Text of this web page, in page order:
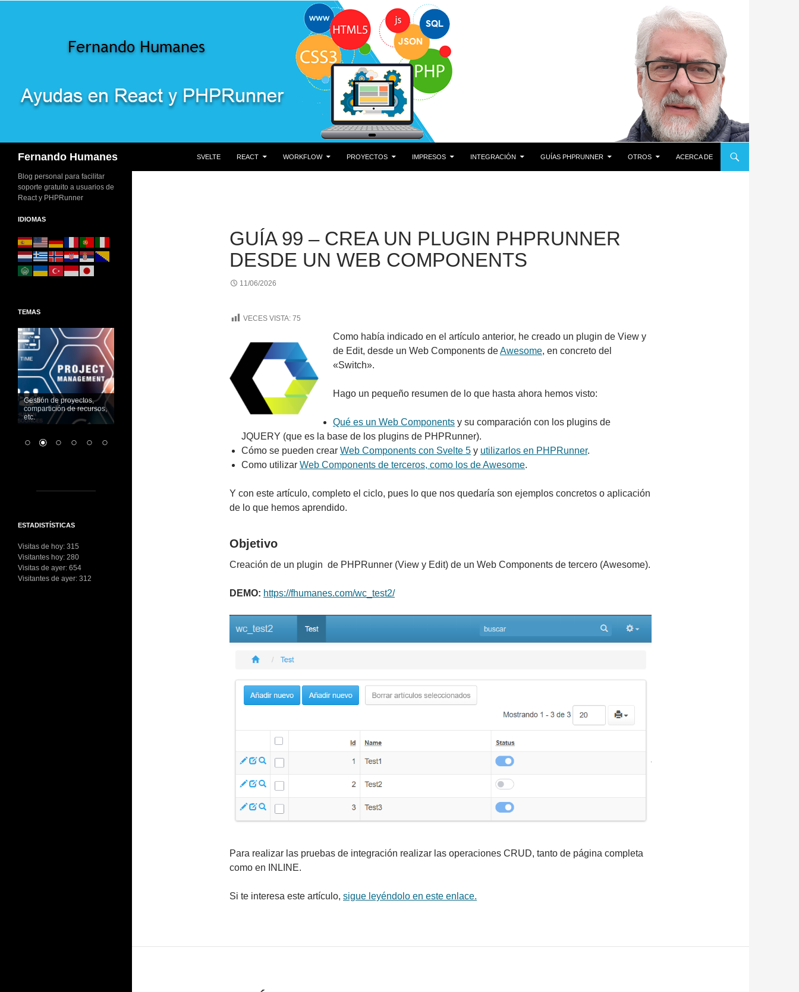
Fernando Humanes
SVELTE
REACT WORKFLOW PROYECTOS IMPRESOS INTEGRACIÓN GUÍAS PHPRUNNER OTROS ACERCA DE
GUÍA 99 – CREA UN PLUGIN PHPRUNNER
DESDE UN WEB COMPONENTS
11/06/2026
VECES VISTA: 75
Como había indicado en el artículo anterior, he creado un plugin de View y
de Edit, desde un Web Components deAwesome, en concreto del
«Switch».
Hago un pequeño resumen de lo que hasta ahora hemos visto:
Qué es un Web Components y su comparación con los plugins de
JQUERY (que es la base de los plugins de PHPRunner).
Cómo se pueden crear Web Components con Svelte 5 y utilizarlos en PHPRunner.
Como utilizar Web Components de terceros, como los de Awesome.
Y con este artículo, completo el ciclo, pues lo que nos quedaría son ejemplos concretos o aplicación
de lo que hemos aprendido.
Objetivo
Creación de un plugin de PHPRunner (View y Edit) de un Web Components de tercero (Awesome).
DEMO: https://fhumanes.com/wc_test2/
Para realizar las pruebas de integración realizar las operaciones CRUD, tanto de página completa
como en INLINE.
Si te interesa este artículo, sigue leyéndolo en este enlace.
Blog personal para facilitar
soporte gratuito a usuarios de
React y PHPRunner
IDIOMAS
TEMAS
Gestión de proyectos,
compartición de recursos,
etc.
ESTADISTÍSTICAS
Visitas de hoy: 315
Visitantes hoy: 280
Visitas de ayer: 654
Visitantes de ayer: 312